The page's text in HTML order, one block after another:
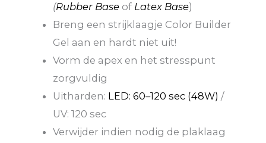
(Rubber Base of Latex Base)
Breng een strijklaagje Color Builder
Gel aan en hardt niet uit!
Vorm de apex en het stresspunt
zorgvuldig
Uitharden: LED: 60–120 sec (48W) /
UV: 120 sec
Verwijder indien nodig de plaklaag